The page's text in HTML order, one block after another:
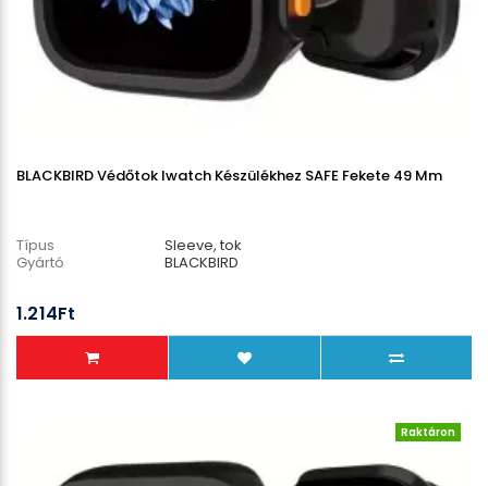
BLACKBIRD Védőtok Iwatch Készülékhez SAFE Fekete 49 Mm
Típus
Sleeve, tok
Gyártó
BLACKBIRD
1.214Ft
Raktáron